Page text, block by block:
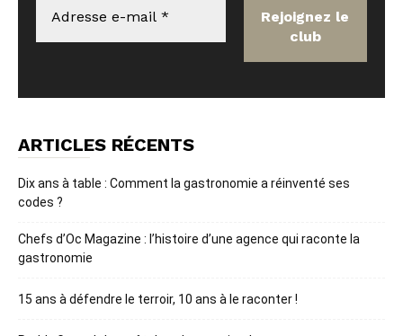
ARTICLES RÉCENTS
Dix ans à table : Comment la gastronomie a réinventé ses
codes ?
Chefs d’Oc Magazine : l’histoire d’une agence qui raconte la
gastronomie
15 ans à défendre le terroir, 10 ans à le raconter !